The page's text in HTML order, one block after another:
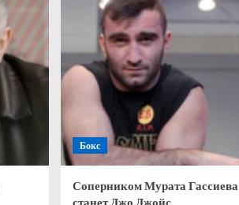
Бокс
Соперником Мурата Гассиева